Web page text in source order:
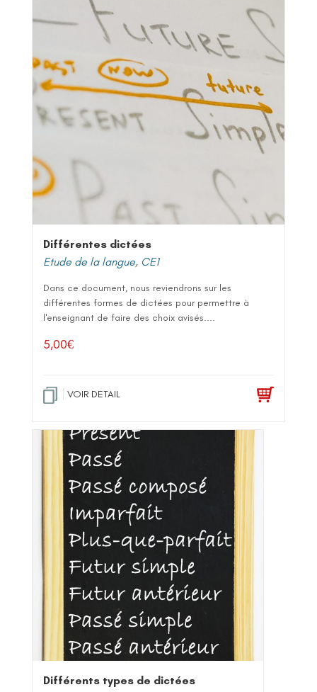
Différentes dictées
Etude de la langue, CE1
Dans ce document, nous reviendrons sur les
différentes formes de dictées pour permettre à
l'enseignant de faire des choix avisés....
5,00€
VOIR DETAIL
Différents types de dictées